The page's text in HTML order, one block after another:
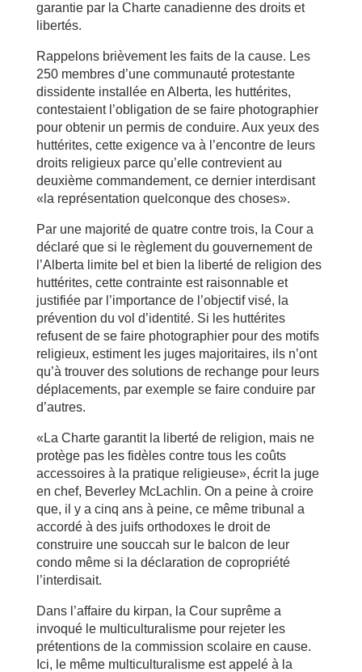
garantie par la Charte canadienne des droits et
libertés.
Rappelons brièvement les faits de la cause. Les
250 membres d’une communauté protestante
dissidente installée en Alberta, les huttérites,
contestaient l’obligation de se faire photographier
pour obtenir un permis de conduire. Aux yeux des
huttérites, cette exigence va à l’encontre de leurs
droits religieux parce qu’elle contrevient au
deuxième commandement, ce dernier interdisant
«la représentation quelconque des choses».
Par une majorité de quatre contre trois, la Cour a
déclaré que si le règlement du gouvernement de
l’Alberta limite bel et bien la liberté de religion des
huttérites, cette contrainte est raisonnable et
justifiée par l’importance de l’objectif visé, la
prévention du vol d’identité. Si les huttérites
refusent de se faire photographier pour des motifs
religieux, estiment les juges majoritaires, ils n’ont
qu’à trouver des solutions de rechange pour leurs
déplacements, par exemple se faire conduire par
d’autres.
«La Charte garantit la liberté de religion, mais ne
protège pas les fidèles contre tous les coûts
accessoires à la pratique religieuse», écrit la juge
en chef, Beverley McLachlin. On a peine à croire
que, il y a cinq ans à peine, ce même tribunal a
accordé à des juifs orthodoxes le droit de
construire une souccah sur le balcon de leur
condo même si la déclaration de copropriété
l’interdisait.
Dans l’affaire du kirpan, la Cour suprême a
invoqué le multiculturalisme pour rejeter les
prétentions de la commission scolaire en cause.
Ici, le même multiculturalisme est appelé à la